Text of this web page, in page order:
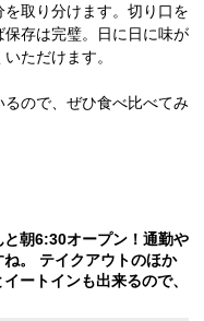
取り分けます。切り口を
存は完璧。日に日に味が
ただけます。
ので、ぜひ食べ比べてみ
朝6:30オープン！通勤や
。 テイクアウトのほか
ートインも出来るので、